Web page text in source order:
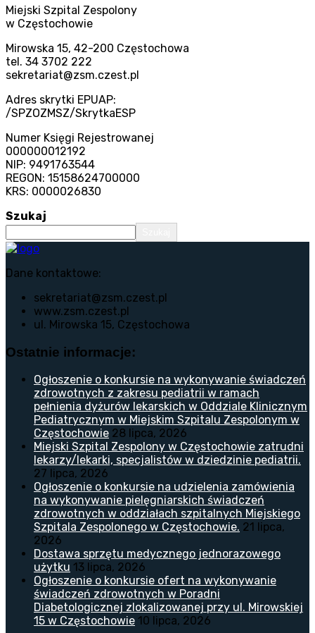
Miejski Szpital Zespolony
w Częstochowie
Mirowska 15, 42-200 Częstochowa
tel. 34 3702 222
sekretariat@zsm.czest.pl
Adres skrytki EPUAP:
/SPZOZMSZ/SkrytkaESP
Numer Księgi Rejestrowanej
000000012192
NIP: 9491763544
REGON: 15158624700000
KRS: 0000026830
Szukaj
Dane kontaktowe:
sekretariat@zsm.czest.pl
www.zsm.czest.pl
ul. Mirowska 15, Częstochowa
Ostatnie informacje:
Ogłoszenie o konkursie na wykonywanie świadczeń
zdrowotnych z zakresu pediatrii w ramach
pełnienia dyżurów lekarskich w Oddziale Klinicznym
Pediatrycznym w Miejskim Szpitalu Zespolonym w
Częstochowie 28 lipca, 2026
Miejski Szpital Zespolony w Częstochowie zatrudni
lekarzy/lekarki, specjalistów w dziedzinie pediatrii.
27 lipca, 2026
Ogłoszenie o konkursie na udzielenia zamówienia
na wykonywanie pielęgniarskich świadczeń
zdrowotnych w oddziałach szpitalnych Miejskiego
Szpitala Zespolonego w Częstochowie. 21 lipca,
2026
Dostawa sprzętu medycznego jednorazowego
użytku 13 lipca, 2026
Ogłoszenie o konkursie ofert na wykonywanie
świadczeń zdrowotnych w Poradni
Diabetologicznej zlokalizowanej przy ul. Mirowskiej
15 w Częstochowie 10 lipca, 2026